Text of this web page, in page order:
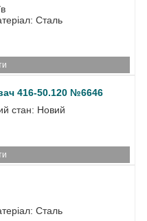
Сталь
416-50.120 №6646
стан: Новий
Сталь